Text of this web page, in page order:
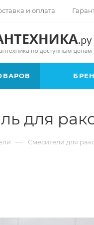
и оплата
для
— Смесители для